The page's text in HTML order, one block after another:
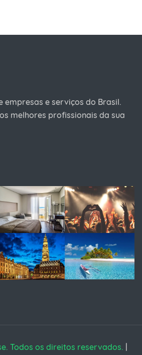
e serviços do Brasil.
melhores profissionais da sua
Todos os direitos reservados. |